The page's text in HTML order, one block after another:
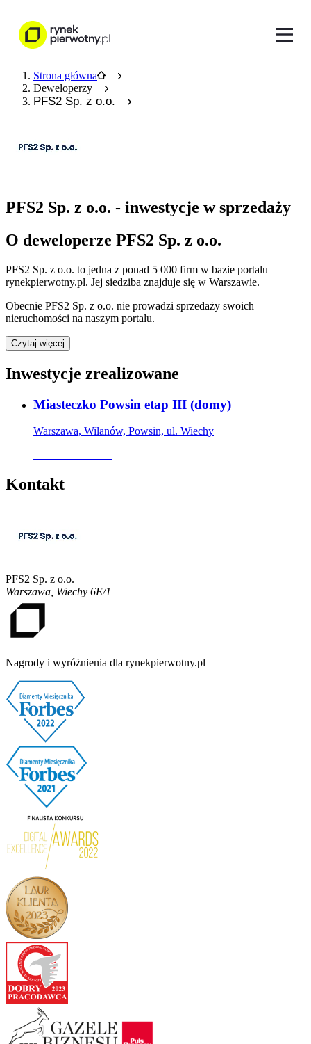
Strona główna
Deweloperzy
PFS2 Sp. z o.o.
PFS2 Sp. z o.o. - inwestycje w sprzedaży
O deweloperze PFS2 Sp. z o.o.
PFS2 Sp. z o.o. to jedna z ponad 5 000 firm w bazie portalu
rynekpierwotny.pl. Jej siedziba znajduje się w Warszawie.
Obecnie PFS2 Sp. z o.o. nie prowadzi sprzedaży swoich
nieruchomości na naszym portalu.
Czytaj więcej
Inwestycje zrealizowane
Miasteczko Powsin etap III (domy)
Warszawa, Wilanów, Powsin, ul. Wiechy
Kontakt
PFS2 Sp. z o.o.
Warszawa Wiechy 6E/1
Nagrody i wyróżnienia dla rynekpierwotny.pl